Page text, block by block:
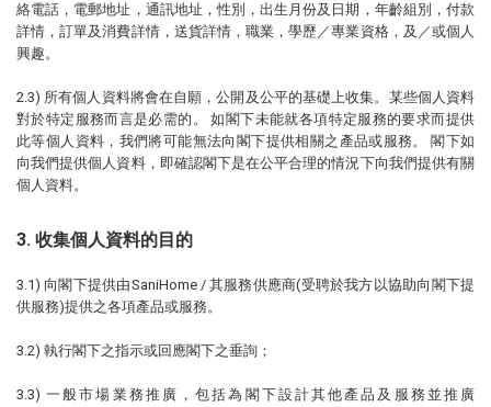
絡電話，電郵地址，通訊地址，性別，出生月份及日期，年齡組別，付款
詳情，訂單及消費詳情，送貨詳情，職業，學歷／專業資格，及／或個人
興趣。
2.3) 所有個人資料將會在自願，公開及公平的基礎上收集。某些個人資料
對於特定服務而言是必需的。 如閣下未能就各項特定服務的要求而提供
此等個人資料，我們將可能無法向閣下提供相關之產品或服務。 閣下如
向我們提供個人資料，即確認閣下是在公平合理的情況下向我們提供有關
個人資料。
3. 收集個人資料的目的
3.1) 向閣下提供由SaniHome / 其服務供應商(受聘於我方以協助向閣下提
供服務)提供之各項產品或服務。
3.2) 執行閣下之指示或回應閣下之垂詢；
3.3) 一般市場業務推廣，包括為閣下設計其他產品及服務並推廣